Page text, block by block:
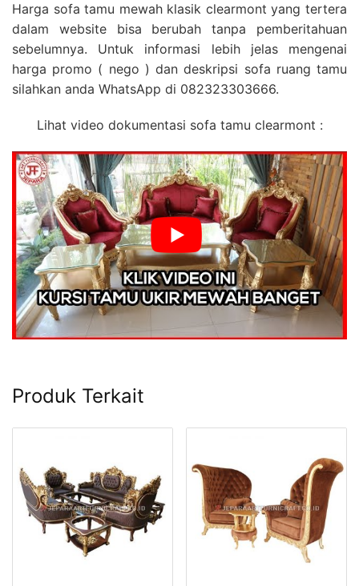
Harga sofa tamu mewah klasik clearmont yang tertera
dalam website bisa berubah tanpa pemberitahuan
sebelumnya. Untuk informasi lebih jelas mengenai
harga promo ( nego ) dan deskripsi sofa ruang tamu
silahkan anda WhatsApp di 082323303666.
Lihat video dokumentasi sofa tamu clearmont :
Produk Terkait